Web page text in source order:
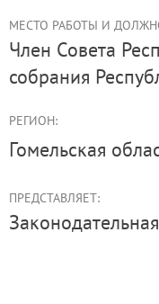
МЕСТО РАБОТЫ И
член Совета Республики Национального
собрания
РЕГИОН:
Гомельская
ПРЕДСТАВЛЯЕТ: